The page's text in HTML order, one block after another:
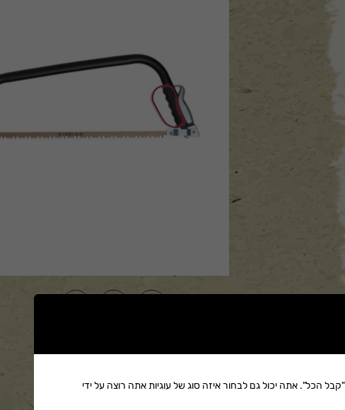
שתף:
זמן אספקה:עד 8 ימי עסקים
הכל". אתה יכול גם לבחור איזה סוג של עוגיות אתה רוצה על ידי